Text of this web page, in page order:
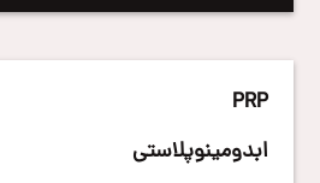
PRP
ابدومینوپلاستی